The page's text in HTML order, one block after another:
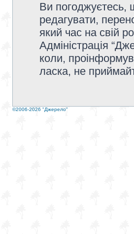
Ви погоджуєтесь,
редагувати,
який час на свій
Адміністрація
коли,
ласка, не
©2006-2026 "Джерело"